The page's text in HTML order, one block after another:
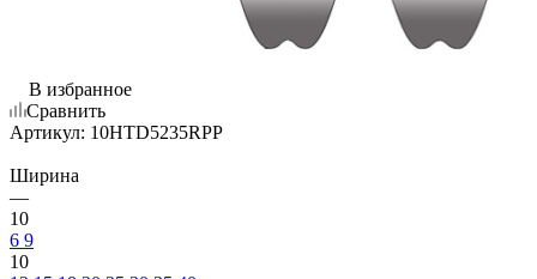
В избранное
Сравнить
Артикул: 10HTD5235RPP
Ширина
—
10
6 9
10